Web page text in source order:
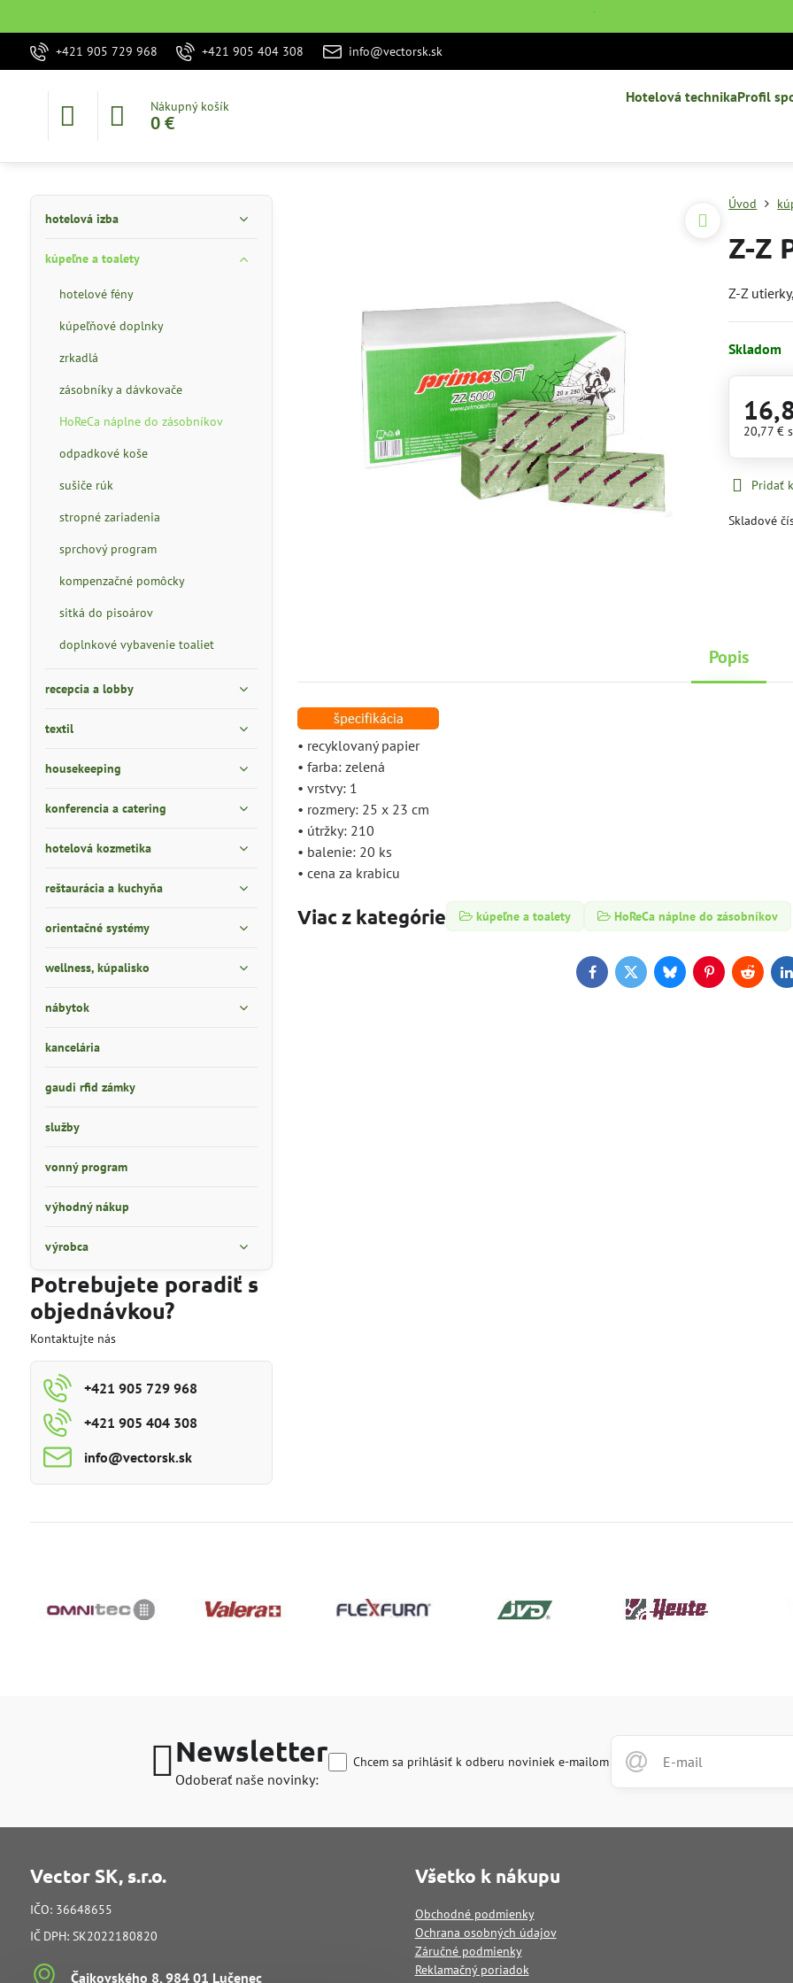
˙
+421 905 729 968 +421 905 404 308 info@vectorsk.sk
Nákupný košík
0 €
Hotelová technikaProfil
Úvod
Z-Z
Z-Z
Skladom
20,77 €
Pridať
Skladové
Popis
• recyklovaný papier
• farba: zelená
• vrstvy: 1
• rozmery: 25 x 23 cm
• útržky: 210
• balenie: 20 ks
• cena za krabicu
Viac z kategórie kúpeľne a toalety HoReCa náplne do zásobníkov
FacebookTwitterBlueskyPinterestReddit
hotelová izba
kúpeľne a toalety
hotelové fény
kúpeľňové doplnky
zrkadlá
zásobníky a dávkovače
HoReCa náplne do zásobníkov
odpadkové koše
sušiče rúk
stropné zariadenia
sprchový program
kompenzačné pomôcky
sitká do pisoárov
doplnkové vybavenie toaliet
recepcia a lobby
textil
housekeeping
konferencia a catering
hotelová kozmetika
reštaurácia a kuchyňa
orientačné systémy
wellness, kúpalisko
nábytok
kancelária
gaudi rfid zámky
služby
vonný program
výhodný nákup
výrobca
Potrebujete poradiť s
objednávkou?
Kontaktujte nás
+421 905 729 968
+421 905 404 308
info​@vectorsk​.sk
Newsletter
Odoberať naše novinky:
Chcem sa prihlásiť k odberu noviniek e-mailom
Vector SK, s.r.o.
IČO: 36648655
IČ DPH: SK2022180820
Čajkovského 8, 984 01 Lučenec
Všetko k nákupu
Obchodné podmienky
Ochrana osobných údajov
Záručné podmienky
Reklamačný poriadok